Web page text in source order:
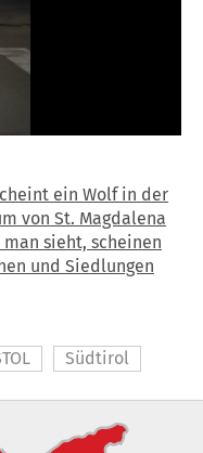
ein Wolf in der
von St. Magdalena
sieht, scheinen
und Siedlungen
Südtirol